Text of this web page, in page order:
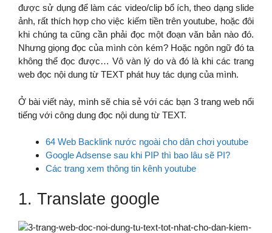
được sử dụng để làm các video/clip bổ ích, theo dạng slide
ảnh, rất thích hợp cho việc kiếm tiền trên youtube, hoặc đôi
khi chúng ta cũng cần phải đọc một đoạn văn bản nào đó.
Nhưng giọng đọc của mình còn kém? Hoặc ngôn ngữ đó ta
không thể đọc được… Vô vàn lý do và đó là khi các trang
web đọc nội dung từ TEXT phát huy tác dụng của mình.
Ở bài viết này, mình sẽ chia sẻ với các bạn 3 trang web nổi
tiếng với công dung đọc nội dung từ TEXT.
64 Web Backlink nước ngoài cho dân chơi youtube
Google Adsense sau khi PIP thì bao lâu sẽ PI?
Các trang xem thông tin kênh youtube
1. Translate google